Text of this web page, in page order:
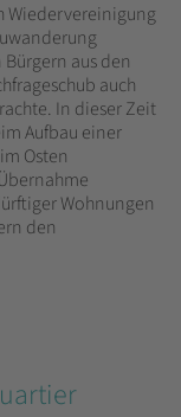
Wiedervereinigung
aus den
auch
In dieser Zeit
Aufbau einer
Osten
Wohnungen
den